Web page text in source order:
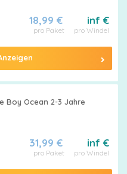
inf €
pro Windel
18,99 €
pro Paket
Boy Ocean 2-3 Jahre
inf €
pro Windel
31,99 €
pro Paket